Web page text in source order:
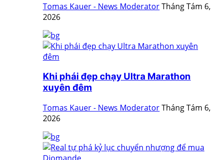
Tomas Kauer - News ModeratorTháng Tám 6,
2026
Khi phái đẹp chạy Ultra Marathon
xuyên đêm
Tomas Kauer - News ModeratorTháng Tám 6,
2026